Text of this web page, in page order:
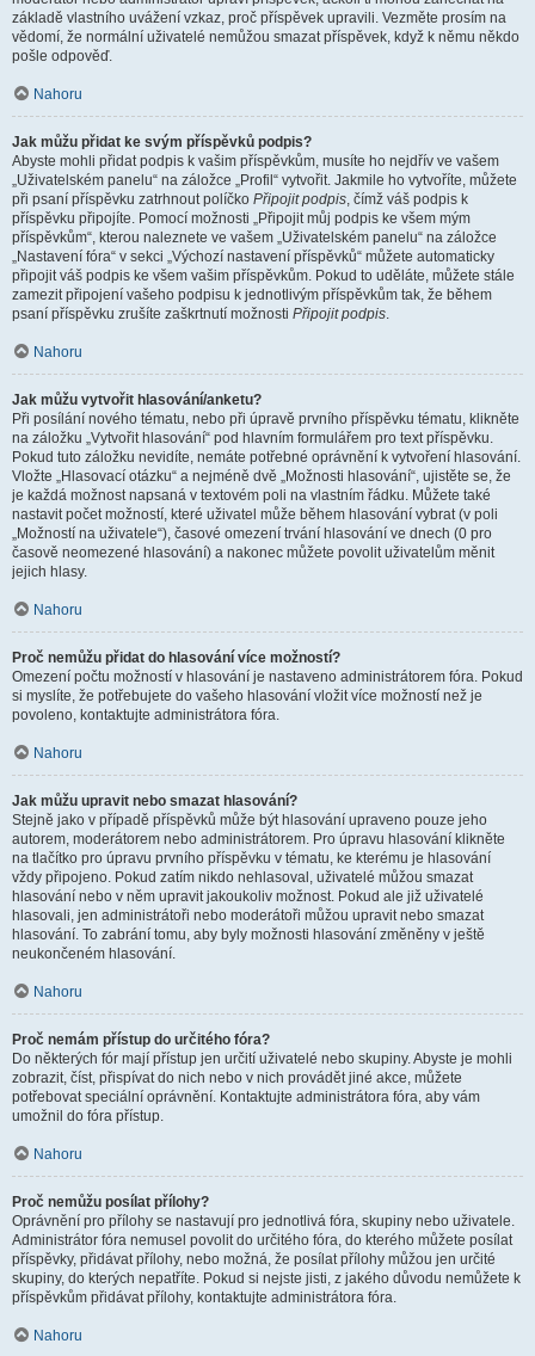
základě vlastního uvážení vzkaz, proč příspěvek upravili. Vezměte prosím na
vědomí, že normální uživatelé nemůžou smazat příspěvek, když k němu někdo
pošle odpověď.
Nahoru
Jak můžu přidat ke svým příspěvků podpis?
Abyste mohli přidat podpis k vašim příspěvkům, musíte ho nejdřív ve vašem
„Uživatelském panelu“ na záložce „Profil“ vytvořit. Jakmile ho vytvoříte, můžete
při psaní příspěvku zatrhnout políčko Připojit podpis, čímž váš podpis k
příspěvku připojíte. Pomocí možnosti „Připojit můj podpis ke všem mým
příspěvkům“, kterou naleznete ve vašem „Uživatelském panelu“ na záložce
„Nastavení fóra“ v sekci „Výchozí nastavení příspěvků“ můžete automaticky
připojit váš podpis ke všem vašim příspěvkům. Pokud to uděláte, můžete stále
zamezit připojení vašeho podpisu k jednotlivým příspěvkům tak, že během
psaní příspěvku zrušíte zaškrtnutí možnosti Připojit podpis.
Nahoru
Jak můžu vytvořit hlasování/anketu?
Při posílání nového tématu, nebo při úpravě prvního příspěvku tématu, klikněte
na záložku „Vytvořit hlasování“ pod hlavním formulářem pro text příspěvku.
Pokud tuto záložku nevidíte, nemáte potřebné oprávnění k vytvoření hlasování.
Vložte „Hlasovací otázku“ a nejméně dvě „Možnosti hlasování“, ujistěte se, že
je každá možnost napsaná v textovém poli na vlastním řádku. Můžete také
nastavit počet možností, které uživatel může během hlasování vybrat (v poli
„Možností na uživatele“), časové omezení trvání hlasování ve dnech (0 pro
časově neomezené hlasování) a nakonec můžete povolit uživatelům měnit
jejich hlasy.
Nahoru
Proč nemůžu přidat do hlasování více možností?
Omezení počtu možností v hlasování je nastaveno administrátorem fóra. Pokud
si myslíte, že potřebujete do vašeho hlasování vložit více možností než je
povoleno, kontaktujte administrátora fóra.
Nahoru
Jak můžu upravit nebo smazat hlasování?
Stejně jako v případě příspěvků může být hlasování upraveno pouze jeho
autorem, moderátorem nebo administrátorem. Pro úpravu hlasování klikněte
na tlačítko pro úpravu prvního příspěvku v tématu, ke kterému je hlasování
vždy připojeno. Pokud zatím nikdo nehlasoval, uživatelé můžou smazat
hlasování nebo v něm upravit jakoukoliv možnost. Pokud ale již uživatelé
hlasovali, jen administrátoři nebo moderátoři můžou upravit nebo smazat
hlasování. To zabrání tomu, aby byly možnosti hlasování změněny v ještě
neukončeném hlasování.
Nahoru
Proč nemám přístup do určitého fóra?
Do některých fór mají přístup jen určití uživatelé nebo skupiny. Abyste je mohli
zobrazit, číst, přispívat do nich nebo v nich provádět jiné akce, můžete
potřebovat speciální oprávnění. Kontaktujte administrátora fóra, aby vám
umožnil do fóra přístup.
Nahoru
Proč nemůžu posílat přílohy?
Oprávnění pro přílohy se nastavují pro jednotlivá fóra, skupiny nebo uživatele.
Administrátor fóra nemusel povolit do určitého fóra, do kterého můžete posílat
příspěvky, přidávat přílohy, nebo možná, že posílat přílohy můžou jen určité
skupiny, do kterých nepatříte. Pokud si nejste jisti, z jakého důvodu nemůžete k
příspěvkům přidávat přílohy, kontaktujte administrátora fóra.
Nahoru